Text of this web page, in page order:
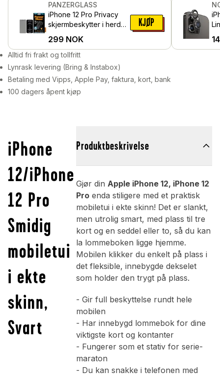
PANZERGLASS
iPhone 12 Pro Privacy
skjermbeskytter i herdet
299 NOK
KJØP
Alltid fri frakt og tollfritt
Lynrask levering (Bring & Instabox)
Betaling med Vipps, Apple Pay, faktura, kort, bank
100 dagers åpent kjøp
iPhone
12/iPhone
12 Pro
Smidig
mobiletui
i ekte
skinn,
Svart
Produktbeskrivelse
Gjør din Apple iPhone 12, iPhone 12
Proenda stiligere med et praktisk
mobiletui i ekte skinn! Det er slankt,
men utrolig smart, med plass til tre
kort og en seddel eller to, så du kan
la lommeboken ligge hjemme.
Mobilen klikker du enkelt på plass i
det fleksible, innebygde dekselet
som holder den trygt på plass.
- Gir full beskyttelse rundt hele
mobilen
- Har innebygd lommebok for dine
viktigste kort og kontanter
- Fungerer som et stativ for serie-
maraton
- Du kan snakke i telefonen med